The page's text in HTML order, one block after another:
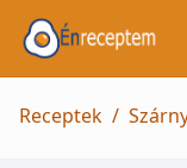
Receptek /